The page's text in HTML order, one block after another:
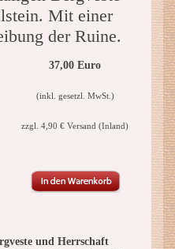
Mit einer
der Ruine.
37,00 Euro
(inkl. gesetzl. MwSt.)
zzgl. 4,90 € Versand (Inland)
und Herrschaft